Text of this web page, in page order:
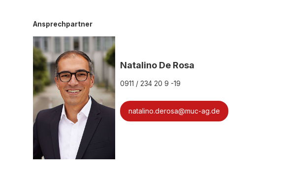
Ansprechpartner
Natalino De Rosa
0911 / 234 20 9 -19
natalino.derosa@muc-ag.de